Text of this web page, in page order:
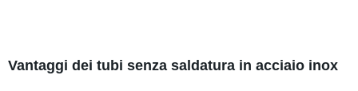
Vantaggi dei tubi senza saldatura in acciaio inox